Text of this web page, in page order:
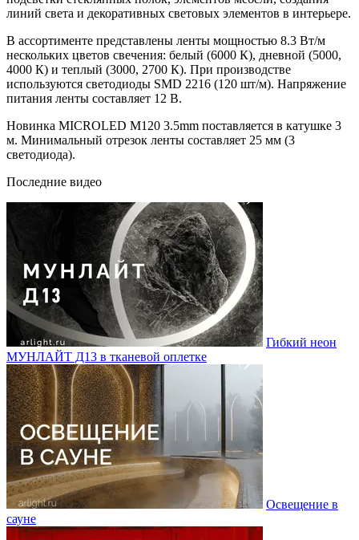
линий света и декоративных световых элементов в интерьере.
В ассортименте представлены ленты мощностью 8.3 Вт/м
нескольких цветов свечения: белый (6000 К), дневной (5000,
4000 К) и теплый (3000, 2700 К). При производстве
используются светодиоды SMD 2216 (120 шт/м). Напряжение
питания ленты составляет 12 В.
Новинка MICROLED M120 3.5mm поставляется в катушке 3
м. Минимальный отрезок ленты составляет 25 мм (3
светодиода).
Последние видео
Гибкий неон
МУНЛАЙТ Д13 в тканевой оплетке
Освещение в
сауне